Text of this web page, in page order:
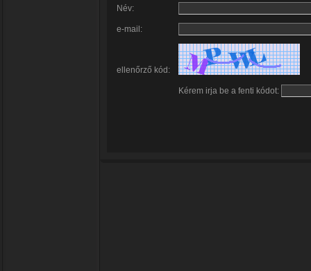
Név:
e-mail:
ellenőrző kód:
Kérem irja be a fenti kódot: